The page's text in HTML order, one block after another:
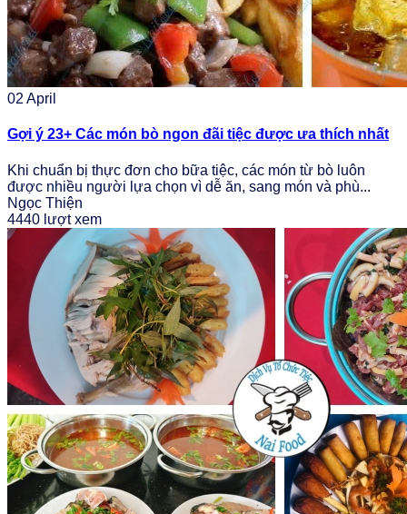
02 April
Gợi ý 23+ Các món bò ngon đãi tiệc được ưa thích nhất
Khi chuẩn bị thực đơn cho bữa tiệc, các món từ bò luôn
được nhiều người lựa chọn vì dễ ăn, sang món và phù...
Ngọc Thiện
4440 lượt xem